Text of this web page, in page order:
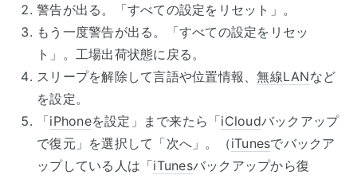
警告が出る。「すべての設定をリセット」。
もう一度警告が出る。「すべての設定をリセッ
ト」。工場出荷状態に戻る。
スリープを解除して言語や位置情報、無線LANなど
を設定。
「iPhoneを設定」まで来たら「iCloudバックアップ
で復元」を選択して「次へ」。（iTunesでバックア
ップしている人は「iTunesバックアップから復